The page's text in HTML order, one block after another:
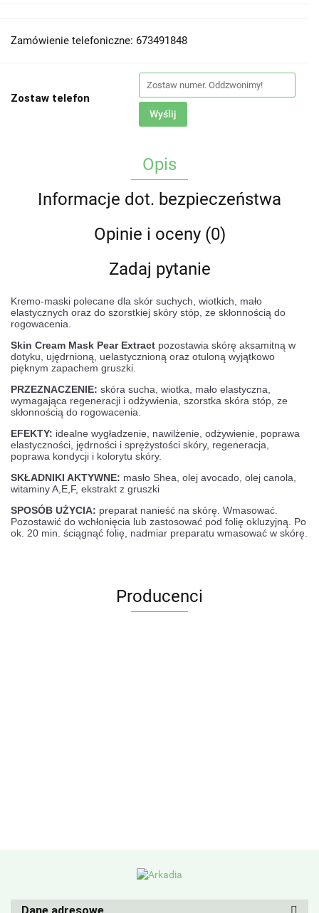
Zamówienie telefoniczne: 673491848
Zostaw telefon
Wyślij
Opis
Informacje dot. bezpieczeństwa
Opinie i oceny (0)
Zadaj pytanie
Kremo-maski polecane dla skór suchych, wiotkich, mało
elastycznych oraz do szorstkiej skóry stóp, ze skłonnością do
rogowacenia.
Skin Cream Mask Pear Extract pozostawia skórę aksamitną w
dotyku, ujędrnioną, uelastycznioną oraz otuloną wyjątkowo
pięknym zapachem gruszki.
PRZEZNACZENIE: skóra sucha, wiotka, mało elastyczna,
wymagająca regeneracji i odżywienia, szorstka skóra stóp, ze
skłonnością do rogowacenia.
EFEKTY: idealne wygładzenie, nawilżenie, odżywienie, poprawa
elastyczności, jędrności i sprężystości skóry, regeneracja,
poprawa kondycji i kolorytu skóry.
SKŁADNIKI AKTYWNE: masło Shea, olej avocado, olej canola,
witaminy A,E,F, ekstrakt z gruszki
SPOSÓB UŻYCIA: preparat nanieść na skórę. Wmasować.
Pozostawić do wchłonięcia lub zastosować pod folię okluzyjną. Po
ok. 20 min. ściągnąć folię, nadmiar preparatu wmasować w skórę.
Producenci